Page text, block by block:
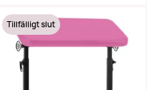
Tillfälligt slut